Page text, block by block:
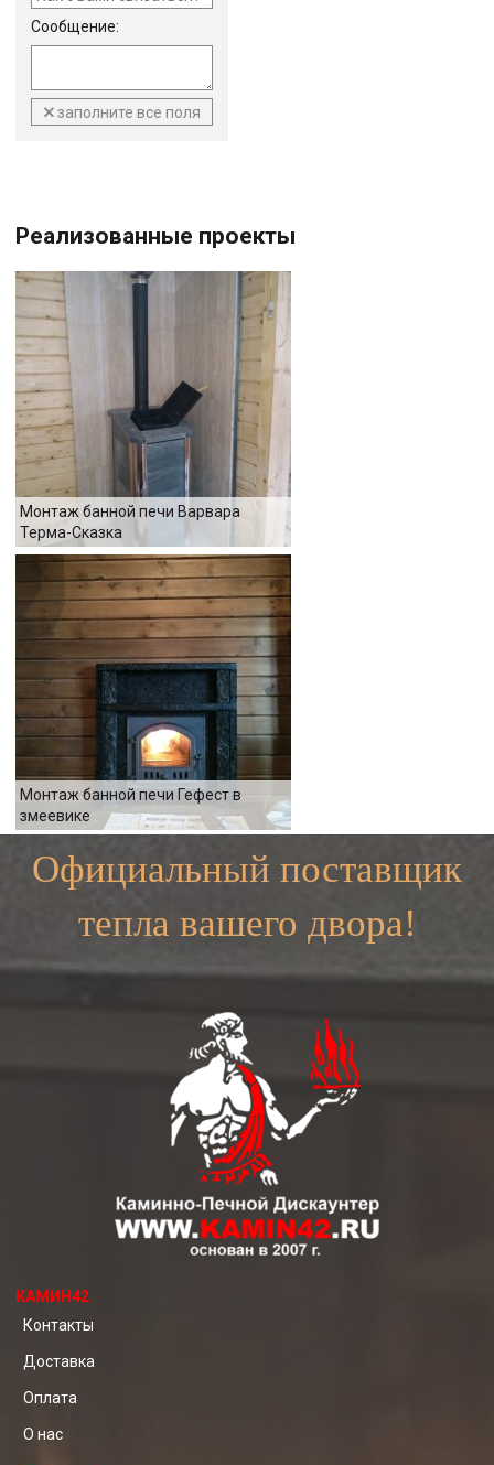
Сообщение:
заполните все поля
Реализованные проекты
Монтаж банной печи Варвара
Терма-Сказка
Монтаж банной печи Гефест в
змеевике
Официальный поставщик
тепла вашего двора!
КАМИН42
Контакты
Доставка
Оплата
О нас